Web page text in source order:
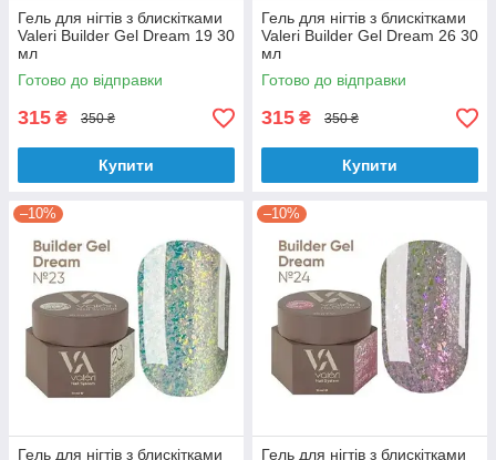
Гель для нігтів з блискітками
Valeri Builder Gel Dream 19 30
мл
Готово до відправки
315 ₴ 350 ₴
Купити
Гель для нігтів з блискітками
Valeri Builder Gel Dream 26 30
мл
Готово до відправки
315 ₴ 350 ₴
Купити
–10%
Гель для нігтів з блискітками
–10%
Гель для нігтів з блискітками